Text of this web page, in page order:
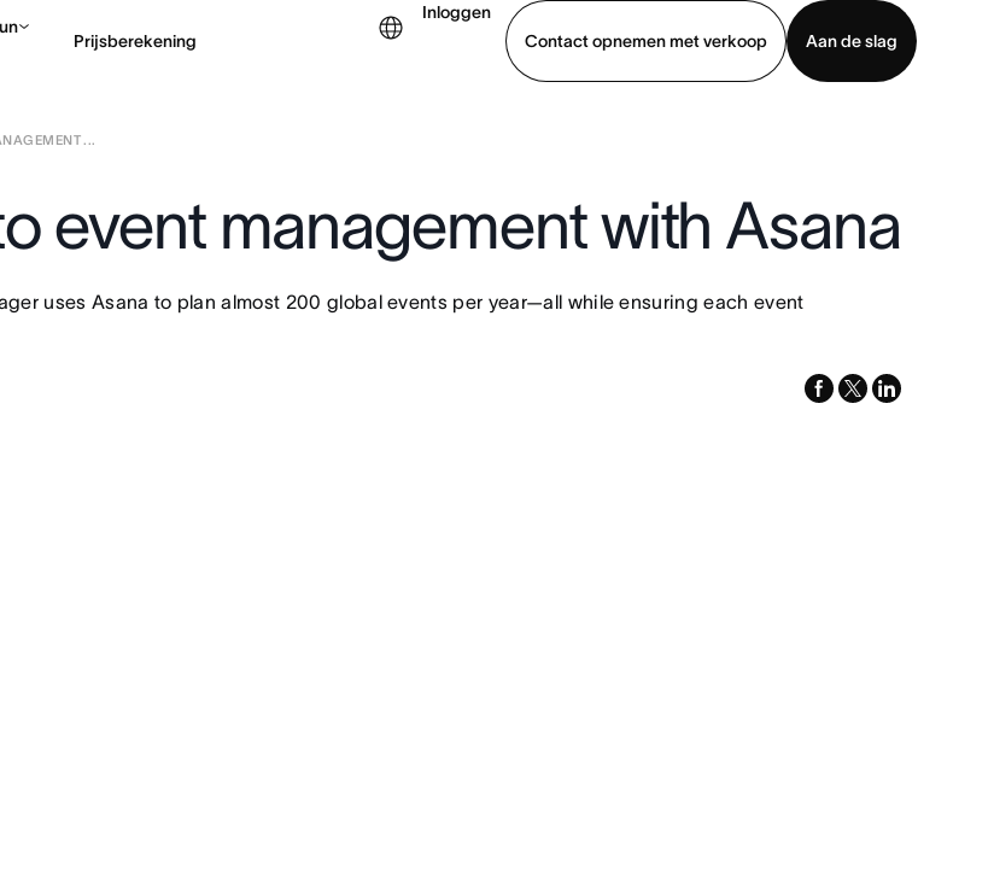
Prijsberekening
Inloggen
Contact opnemen met verkoop
Aan de slag
...
event management with Asana
uses Asana to plan almost 200 global events per year—all while ensuring each event
facebook
x-
linkedin